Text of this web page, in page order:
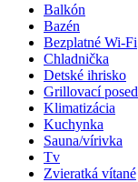
Balkón
Bazén
Bezplatné Wi-Fi
Chladnička
Detské ihrisko
Grillovací posed
Klimatizácia
Kuchynka
Sauna/vírivka
Tv
Zvieratká vítané